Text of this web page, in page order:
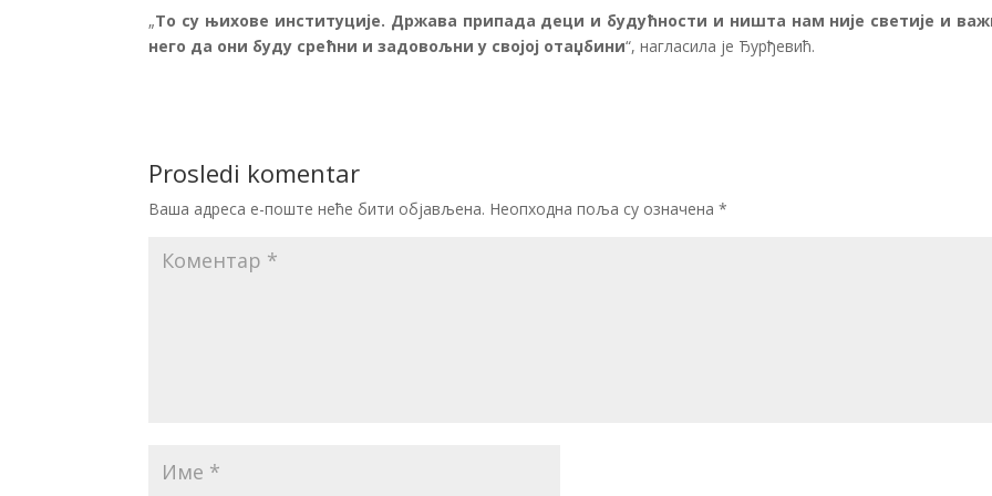
„То су њихове институције. Држава припада деци и будућности и ништа нам није светије и
него да они буду срећни и задовољни у својој отаџбини“, нагласила је Ђурђевић.
Prosledi komentar
Ваша адреса е-поште неће бити објављена. Неопходна поља су означена*